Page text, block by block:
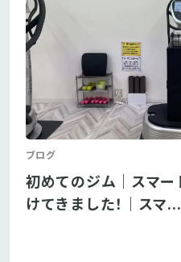
ブログ
初めてのジム｜スマ
けてきました！｜スマ...